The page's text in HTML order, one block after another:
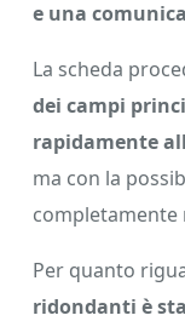
e una
La scheda
dei campi
rapidamente
ma con la
completamente
Per quanto
ridondanti è